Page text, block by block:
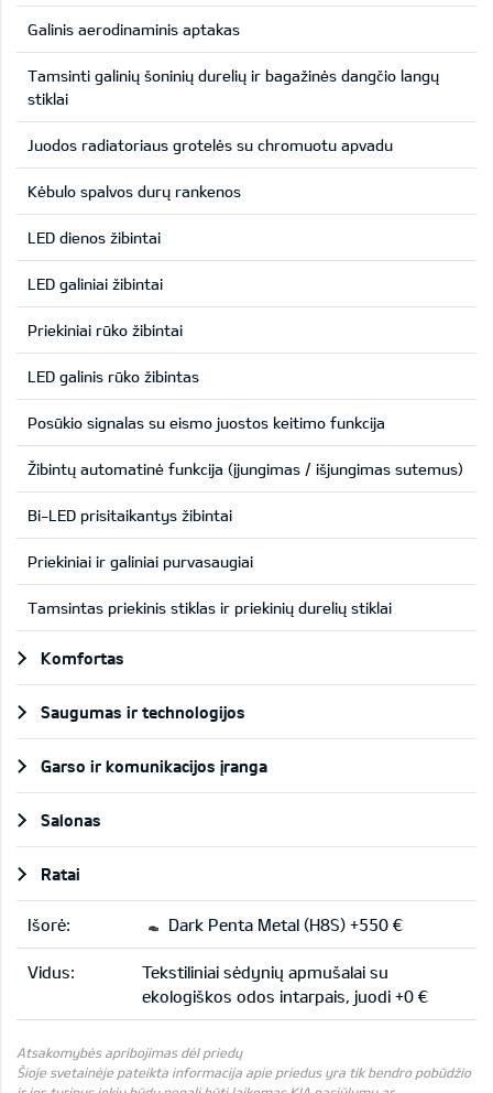
Galinis aerodinaminis aptakas
Tamsinti galinių šoninių durelių ir bagažinės dangčio langų
stiklai
Juodos radiatoriaus grotelės su chromuotu apvadu
Kėbulo spalvos durų rankenos
LED dienos žibintai
LED galiniai žibintai
Priekiniai rūko žibintai
LED galinis rūko žibintas
Posūkio signalas su eismo juostos keitimo funkcija
Žibintų automatinė funkcija (įjungimas / išjungimas sutemus)
Bi-LED prisitaikantys žibintai
Priekiniai ir galiniai purvasaugiai
Tamsintas priekinis stiklas ir priekinių durelių stiklai
Komfortas
Saugumas ir technologijos
Garso ir komunikacijos įranga
Salonas
Ratai
Išorė: Dark Penta Metal (H8S) +550 €
Vidus:
Tekstiliniai sėdynių apmušalai su
ekologiškos odos intarpais, juodi +0 €
Atsakomybės apribojimas dėl priedų
Šioje svetainėje pateikta informacija apie priedus yra tik bendro pobūdžio